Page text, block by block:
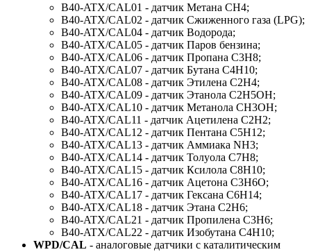
B40-ATX/CAL01 - датчик Метана CH4;
B40-ATX/CAL02 - датчик Сжиженного газа (LPG);
B40-ATX/CAL04 - датчик Водорода;
B40-ATX/CAL05 - датчик Паров бензина;
B40-ATX/CAL06 - датчик Пропана C3H8;
B40-ATX/CAL07 - датчик Бутана C4H10;
B40-ATX/CAL08 - датчик Этилена C2H4;
B40-ATX/CAL09 - датчик Этанола С2Н5ОН;
B40-ATX/CAL10 - датчик Метанола CH3OH;
B40-ATX/CAL11 - датчик Ацетилена C2H2;
B40-ATX/CAL12 - датчик Пентана C5H12;
B40-ATX/CAL13 - датчик Аммиака NH3;
B40-ATX/CAL14 - датчик Толуола C7H8;
B40-ATX/CAL15 - датчик Ксилола C8H10;
B40-ATX/CAL16 - датчик Ацетона C3H6O;
B40-ATX/CAL17 - датчик Гексана C6H14;
B40-ATX/CAL18 - датчик Этана C2H6;
B40-ATX/CAL21 - датчик Пропилена C3H6;
B40-ATX/CAL22 - датчик Изобутана C4H10;
WPD/CAL - аналоговые датчики с каталитическим